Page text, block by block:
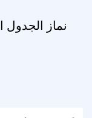
نماز